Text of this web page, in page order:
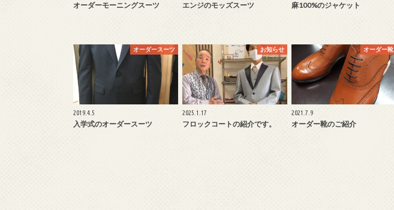
オーダーモーニングスーツ エンジのモッズスーツ 麻100%のジャケット
オーダースーツ
2019.4.5
入学式のオーダースーツ
お知らせ
2025.1.17
フロックコートの紹介です。
オーダー靴
2021.7.9
オーダー靴のご紹介